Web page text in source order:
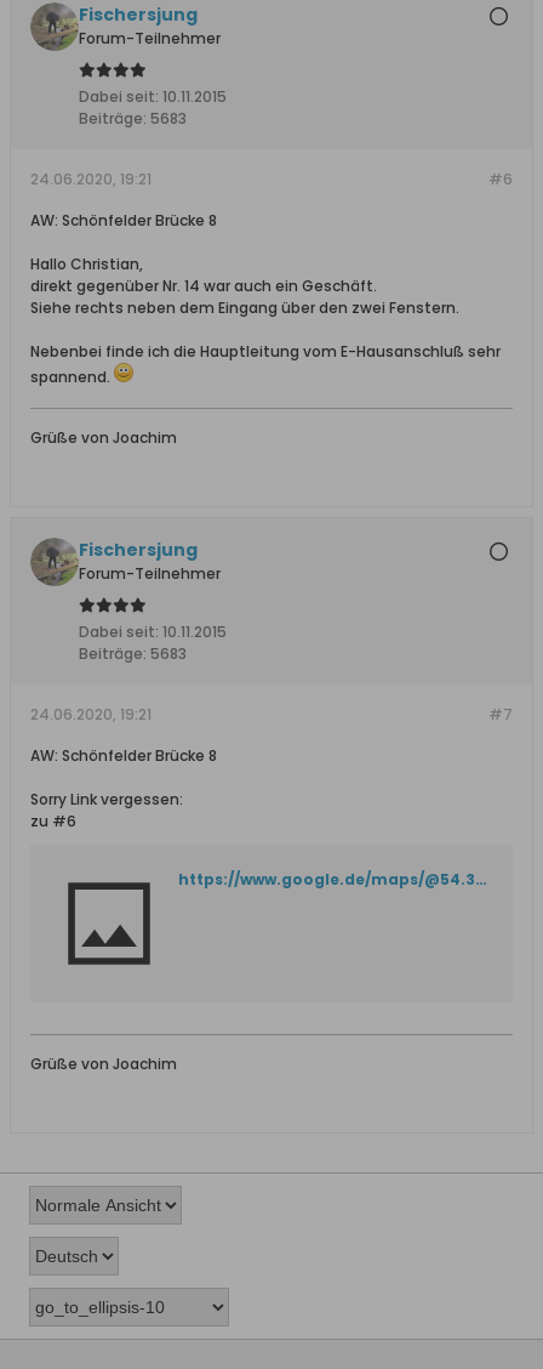
Fischersjung
Forum-Teilnehmer
Dabei seit: 10.11.2015
Beiträge: 5683
#6
24.06.2020, 19:21
AW: Schönfelder Brücke 8
Hallo Christian,
direkt gegenüber Nr. 14 war auch ein Geschäft.
Siehe rechts neben dem Eingang über den zwei Fenstern.
Nebenbei finde ich die Hauptleitung vom E-Hausanschluß sehr
spannend.
Grüße von Joachim
Fischersjung
Forum-Teilnehmer
Dabei seit: 10.11.2015
Beiträge: 5683
#7
24.06.2020, 19:21
AW: Schönfelder Brücke 8
Sorry Link vergessen:
zu #6
https://www.google.de/maps/@54.330234,18.6313105,3a,80y,172.54h,92.29t/data=!3m6!1e1!3m4!1sRRlvyVe6YySWJ-ONjx_RWg!2e0!7i16384!8i8192
Grüße von Joachim